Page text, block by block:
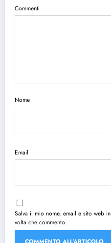
Commenti
Nome
Email
Salva il mio nome, email e sito web
volta che commento.